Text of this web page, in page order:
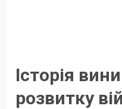
Історія
розвитку